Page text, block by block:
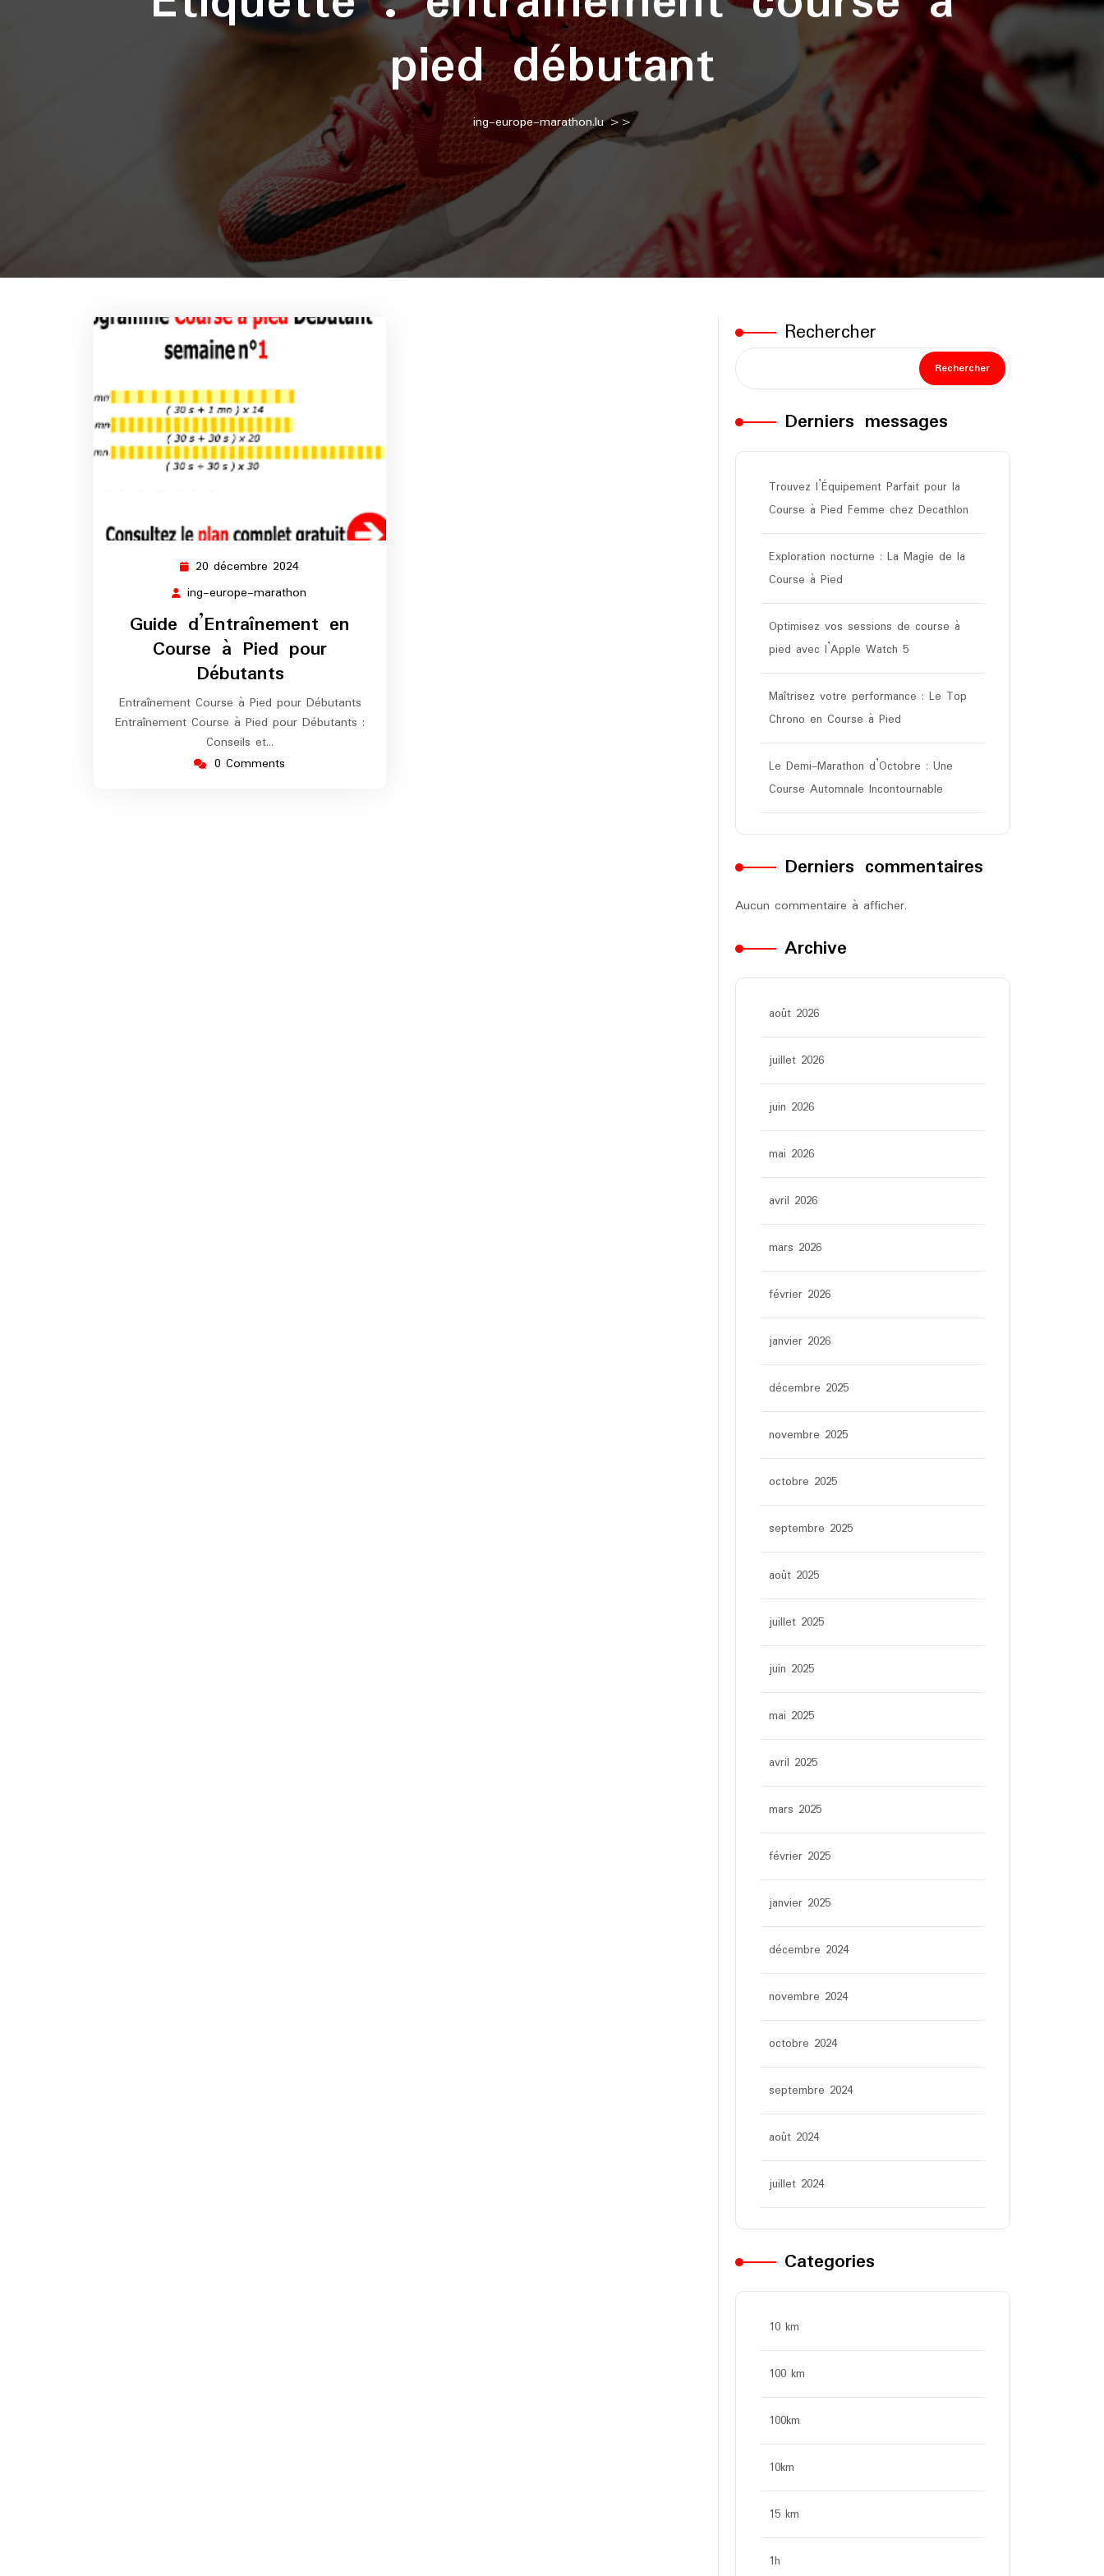
pied débutant
ing-europe-marathon.lu>>
20 décembre 2024
décembre
ing-europe-marathon
marathon
Guide d’Entraînement en
Course à Pied pour
Débutants
Entraînement Course à Pied pour Débutants
Entraînement Course à Pied pour Débutants :
Conseils et…
0 Comments
Rechercher
Rechercher
Derniers messages
Trouvez l’Équipement Parfait pour la
Course à Pied Femme chez Decathlon
Exploration nocturne : La Magie de la
Course à Pied
Optimisez vos sessions de course à
pied avec l’Apple Watch 5
Maîtrisez votre performance : Le Top
Chrono en Course à Pied
Le Demi-Marathon d’Octobre : Une
Course Automnale Incontournable
Derniers commentaires
Aucun commentaire à afficher.
Archive
août 2026
juillet 2026
juin 2026
mai 2026
avril 2026
mars 2026
février 2026
janvier 2026
décembre 2025
novembre 2025
octobre 2025
septembre 2025
août 2025
juillet 2025
juin 2025
mai 2025
avril 2025
mars 2025
février 2025
janvier 2025
décembre 2024
novembre 2024
octobre 2024
septembre 2024
août 2024
juillet 2024
Categories
10 km
100 km
100km
10km
15 km
1h